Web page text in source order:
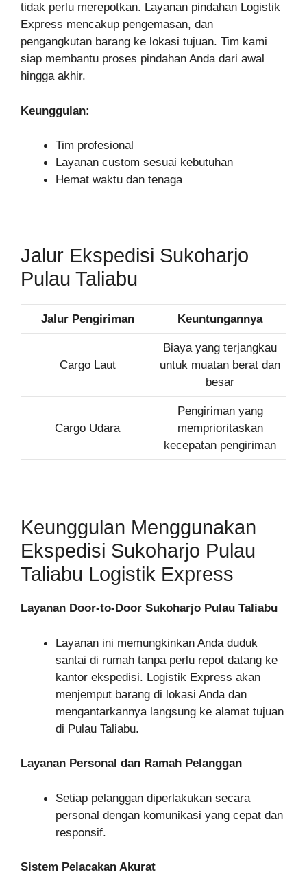
tidak perlu merepotkan. Layanan pindahan Logistik
Express mencakup pengemasan, dan
pengangkutan barang ke lokasi tujuan. Tim kami
siap membantu proses pindahan Anda dari awal
hingga akhir.
Keunggulan:
Tim profesional
Layanan custom sesuai kebutuhan
Hemat waktu dan tenaga
Jalur Ekspedisi Sukoharjo
Pulau Taliabu
Jalur Pengiriman Keuntungannya
Cargo Laut
Biaya yang terjangkau
untuk muatan berat dan
besar
Cargo Udara
Pengiriman yang
memprioritaskan
kecepatan pengiriman
Keunggulan Menggunakan
Ekspedisi Sukoharjo Pulau
Taliabu Logistik Express
Layanan Door-to-Door Sukoharjo Pulau Taliabu
Layanan ini memungkinkan Anda duduk
santai di rumah tanpa perlu repot datang ke
kantor ekspedisi. Logistik Express akan
menjemput barang di lokasi Anda dan
mengantarkannya langsung ke alamat tujuan
di Pulau Taliabu.
Layanan Personal dan Ramah Pelanggan
Setiap pelanggan diperlakukan secara
personal dengan komunikasi yang cepat dan
responsif.
Sistem Pelacakan Akurat